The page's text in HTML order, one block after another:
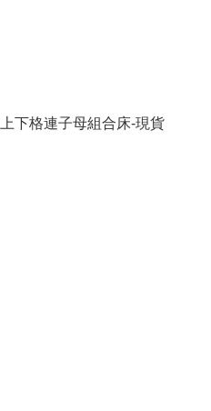
上下格連子母組合床-現貨